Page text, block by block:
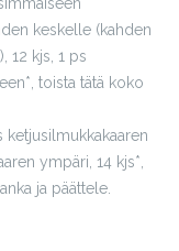
keskelle (kahden
12 kjs, 1 ps
toista tätä koko
ketjusilmukkakaaren
ympäri, 14 kjs*,
ja päättele.